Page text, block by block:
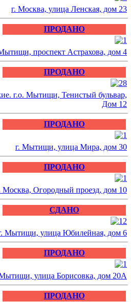
г. Москва, улица Ленская, дом 23
ПРОДАНО
проспект Астрахова, дом 4
ПРОДАНО
г.о. Мытищи, Тенистый бульвар,
Дом 12
ПРОДАНО
г. Мытищи, улица Мира, дом 30
ПРОДАНО
Москва, Огородный проезд, дом 10
СДАНО
Мытищи, улица Юбилейная, дом 6
ПРОДАНО
улица Борисовка, дом 20А
ПРОДАНО